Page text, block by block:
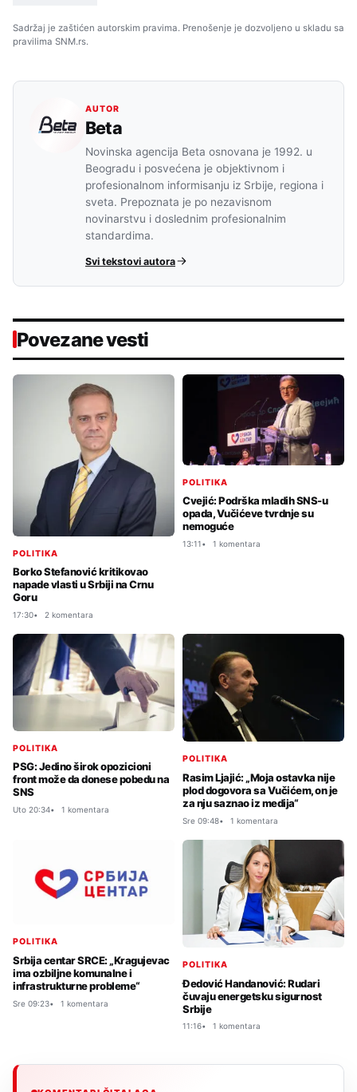
Sadržaj je zaštićen autorskim pravima. Prenošenje je dozvoljeno u skladu sa
pravilima SNM.rs.
AUTOR
Beta
Novinska agencija Beta osnovana je 1992. u
Beogradu i posvećena je objektivnom i
profesionalnom informisanju iz Srbije, regiona i
sveta. Prepoznata je po nezavisnom
novinarstvu i doslednim profesionalnim
standardima.
Svi tekstovi autora
Povezane vesti
POLITIKA
Borko Stefanović kritikovao
napade vlasti u Srbiji na Crnu
Goru
17:30 2 komentara
POLITIKA
Cvejić: Podrška mladih SNS-u
opada, Vučićeve tvrdnje su
nemoguće
13:11 1 komentara
POLITIKA
PSG: Jedino širok opozicioni
front može da donese pobedu na
SNS
Uto 20:34 1 komentara
POLITIKA
Rasim Ljajić: „Moja ostavka nije
plod dogovora sa Vučićem, on je
za nju saznao iz medija“
Sre 09:48 1 komentara
POLITIKA
Srbija centar SRCE: „Kragujevac
ima ozbiljne komunalne i
infrastrukturne probleme“
Sre 09:23 1 komentara
POLITIKA
Đedović Handanović: Rudari
čuvaju energetsku sigurnost
Srbije
11:16 1 komentara